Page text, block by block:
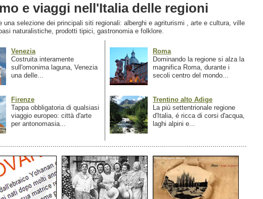
e viaggi nell'Italia delle regioni
una selezione dei principali siti regionali: alberghi e agriturismi , arte e cultura, ville
naturalistiche, prodotti tipici, gastronomia e folklore.
Venezia
Costruita interamente
sull'omonima laguna, Venezia
una delle...
Firenze
Tappa obbligatoria di qualsiasi
viaggio europeo: città d'arte
per antonomasia...
Roma
Dominando la regione si alza la
magnifica Roma, durante i
secoli centro del mondo...
Trentino alto Adige
La più settentrionale regione
d'Italia, é ricca di corsi d'acqua,
laghi alpini e...